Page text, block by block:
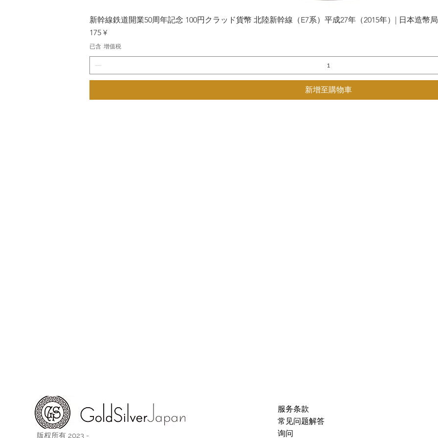
快速瀏覽
新幹線鉄道開業50周年記念 100円クラッド貨幣 北陸新幹線（E7系）平成27年（2015年）| 日本造幣
價格
175 ¥
已含 增值税
新增至購物車
版权所有 2023 -
服务条款
常见问题解答
询问